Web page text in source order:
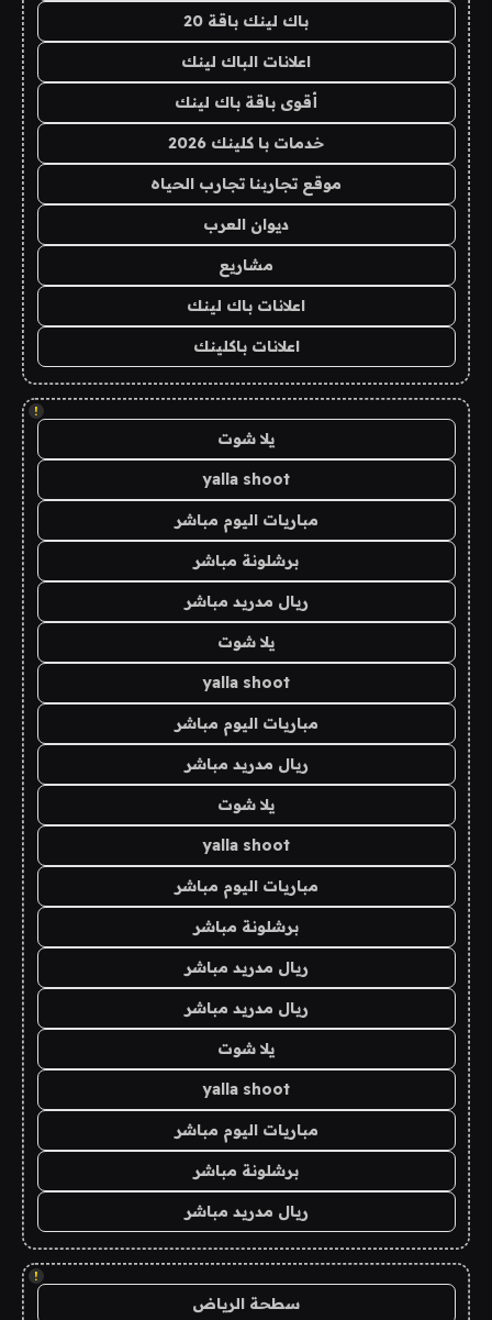
باك لينك باقة 20
اعلانات الباك لينك
أقوى باقة باك لينك
خدمات با كلينك 2026
موقع تجاربنا تجارب الحياه
ديوان العرب
مشاريع
اعلانات باك لينك
اعلانات باكلينك
!
يلا شوت
yalla shoot
مباريات اليوم مباشر
برشلونة مباشر
ريال مدريد مباشر
يلا شوت
yalla shoot
مباريات اليوم مباشر
ريال مدريد مباشر
يلا شوت
yalla shoot
مباريات اليوم مباشر
برشلونة مباشر
ريال مدريد مباشر
ريال مدريد مباشر
يلا شوت
yalla shoot
مباريات اليوم مباشر
برشلونة مباشر
ريال مدريد مباشر
!
سطحة الرياض